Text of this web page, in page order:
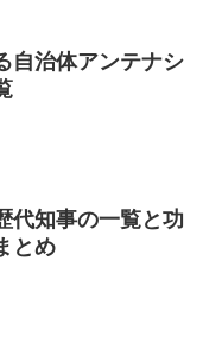
自治体アンテナシ
代知事の一覧と功
とめ